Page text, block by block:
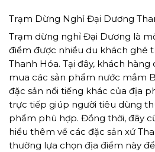
Trạm Dừng Nghỉ Đại Dương
Trạm dừng nghỉ Đại Dương là
điểm được nhiều du khách ghé
Thanh Hóa. Tại đây, khách
mua các sản phẩm nước mắm
đặc sản nổi tiếng khác của địa
trực tiếp giúp người tiêu dùng
phẩm phù hợp. Đồng thời, đây
hiểu thêm về các đặc sản xứ
thường lựa chọn địa điểm này